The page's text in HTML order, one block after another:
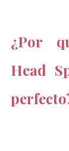
¿Por
Head